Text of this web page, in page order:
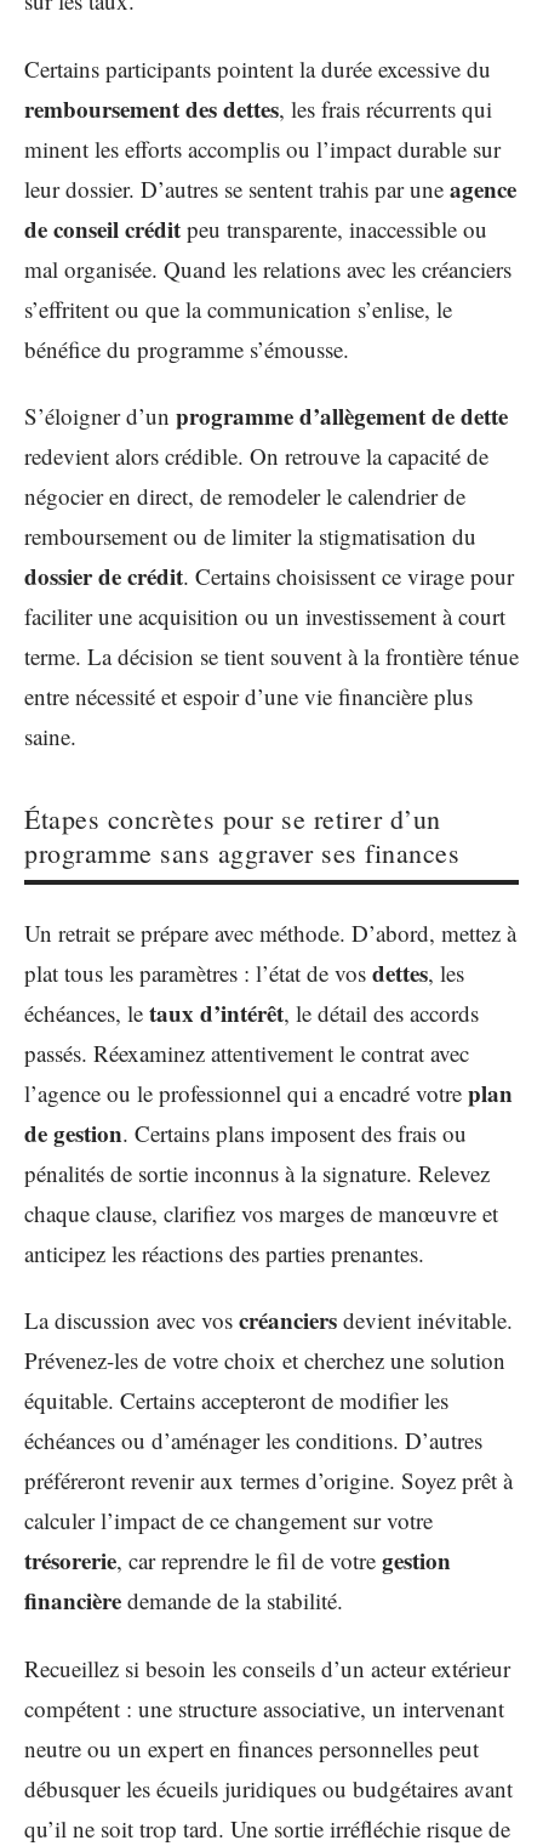
Certains participants pointent la durée excessive du
remboursement des dettes, les frais récurrents qui
minent les efforts accomplis ou l’impact durable sur
leur dossier. D’autres se sentent trahis par une agence
de conseil crédit peu transparente, inaccessible ou
mal organisée. Quand les relations avec les créanciers
s’effritent ou que la communication s’enlise, le
bénéfice du programme s’émousse.
S’éloigner d’un programme d’allègement de dette
redevient alors crédible. On retrouve la capacité de
négocier en direct, de remodeler le calendrier de
remboursement ou de limiter la stigmatisation du
dossier de crédit. Certains choisissent ce virage pour
faciliter une acquisition ou un investissement à court
terme. La décision se tient souvent à la frontière ténue
entre nécessité et espoir d’une vie financière plus
saine.
Étapes concrètes pour se retirer d’un
programme sans aggraver ses finances
Un retrait se prépare avec méthode. D’abord, mettez à
plat tous les paramètres : l’état de vos dettes, les
échéances, le taux d’intérêt, le détail des accords
passés. Réexaminez attentivement le contrat avec
l’agence ou le professionnel qui a encadré votre plan
de gestion. Certains plans imposent des frais ou
pénalités de sortie inconnus à la signature. Relevez
chaque clause, clarifiez vos marges de manœuvre et
anticipez les réactions des parties prenantes.
La discussion avec vos créanciers devient inévitable.
Prévenez-les de votre choix et cherchez une solution
équitable. Certains accepteront de modifier les
échéances ou d’aménager les conditions. D’autres
préféreront revenir aux termes d’origine. Soyez prêt à
calculer l’impact de ce changement sur votre
trésorerie, car reprendre le fil de votre gestion
financière demande de la stabilité.
Recueillez si besoin les conseils d’un acteur extérieur
compétent : une structure associative, un intervenant
neutre ou un expert en finances personnelles peut
débusquer les écueils juridiques ou budgétaires avant
qu’il ne soit trop tard. Une sortie irréfléchie risque de